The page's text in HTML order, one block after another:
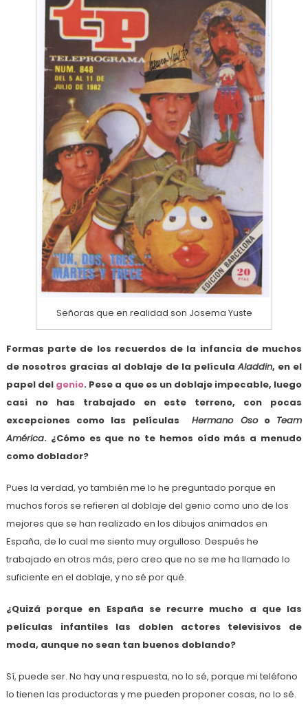
Señoras que en realidad son Josema Yuste
Formas parte de los recuerdos de la infancia de muchos
de nosotros gracias al doblaje de la películaAladdin, en el
papel del genio. Pese a que es un doblaje impecable, luego
casi no has trabajado en este terreno, con pocas
excepciones como las películasHermano Osoo Team
América. ¿Cómo es que no te hemos oído más a menudo
como doblador?
Pues la verdad, yo también me lo he preguntado porque en
muchos foros se refieren al doblaje del genio como uno de los
mejores que se han realizado en los dibujos animados en
España, de lo cual me siento muy orgulloso. Después he
trabajado en otros más, pero creo que no se me ha llamado lo
suficiente en el doblaje, y no sé por qué.
¿Quizá porque en España se recurre mucho a que las
películas infantiles las doblen actores televisivos de
moda, aunque no sean tan buenos doblando?
Sí, puede ser. No hay una respuesta, no lo sé, porque mi teléfono
lo tienen las productoras y me pueden proponer cosas, no lo sé.